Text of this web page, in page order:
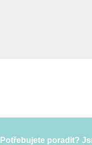
Potřebujete poradit?